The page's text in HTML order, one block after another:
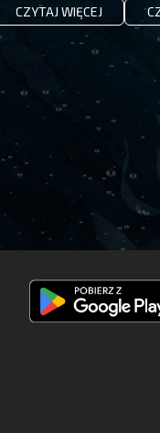
CZYTAJ WIĘCEJ